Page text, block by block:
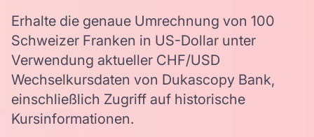
Erhalte die genaue Umrechnung von 100
Schweizer Franken in US-Dollar unter
Verwendung aktueller CHF/USD
Wechselkursdaten von Dukascopy Bank,
einschließlich Zugriff auf historische
Kursinformationen.